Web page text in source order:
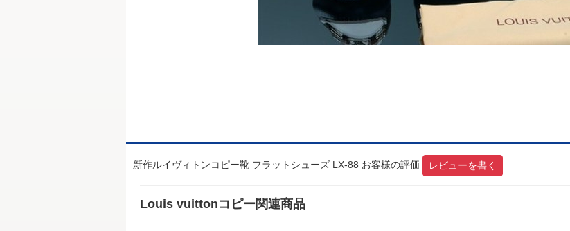
新作ルイヴィトンコピー靴 フラットシューズ LX-88 お客様の評価 レビューを書く
Louis vuittonコピー関連商品